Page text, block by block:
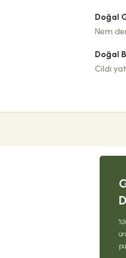
Doğal
Nem
Doğal
Cildi